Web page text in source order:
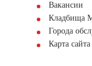
Вакансии
Кладбища
Города
Карта сайта